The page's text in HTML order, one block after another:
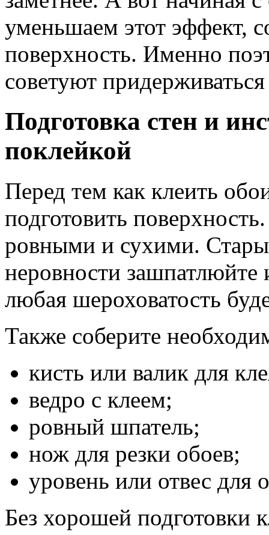
уменьшаем этот эффект,
поверхность. Именно
советуют
Подготовка стен и
поклейкой
Перед тем как клеить
подготовить
ровными и сухими.
неровности
любая шероховатость
Также соберите
кисть или валик для
ведро с клеем;
ровный шпатель;
нож для резки обоев;
уровень или отвес для
Без хорошей подготовки